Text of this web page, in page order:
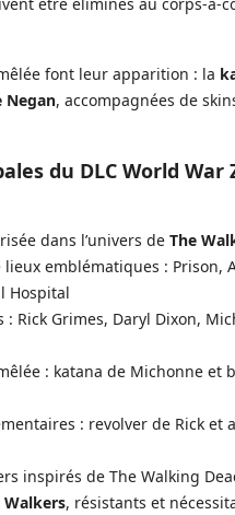
font leur apparition : la
Negan, accompagnées de
du DLC World War
dans l’univers de The
emblématiques : Prison,
Hospital
Rick Grimes, Daryl Dixon,
: katana de Michonne et
: revolver de Rick et
inspirés de The Walking
Walkers, résistants et